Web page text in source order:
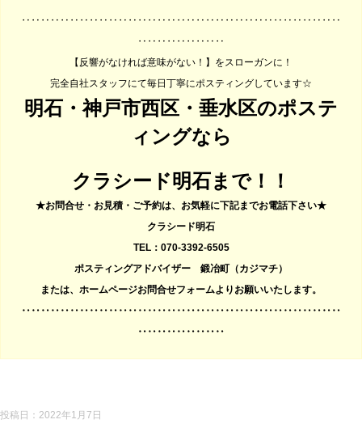
‥‥‥‥‥‥‥‥‥‥‥‥‥‥‥‥‥‥‥‥‥‥‥‥‥‥‥‥‥‥‥‥‥
‥‥‥‥‥‥‥‥‥
【反響がなければ意味がない！】をスローガンに！
完全自社スタッフにて毎日丁寧にポスティングしています☆
明石・神戸市西区・垂水区のポステ
ィングなら
クラシード明石まで！！
★お問合せ・お見積・ご予約は、お気軽に下記までお電話下さい★
クラシード明石
TEL：070-3392-6505
ポスティングアドバイザー 鍛冶町（カジマチ）
または、ホームページお問合せフォームよりお願いいたします。
‥‥‥‥‥‥‥‥‥‥‥‥‥‥‥‥‥‥‥‥‥‥‥‥‥‥‥‥‥‥‥‥‥
‥‥‥‥‥‥‥‥‥
投稿日： 2022年1月7日